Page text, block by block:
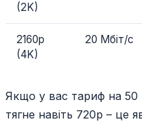
(2K)
2160p
(4K)
20 Мбіт/с
Якщо у вас тариф на 50
тягне навіть 720p – це